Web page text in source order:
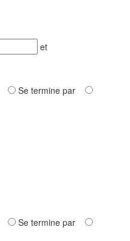
et
Se termine par
Se termine par